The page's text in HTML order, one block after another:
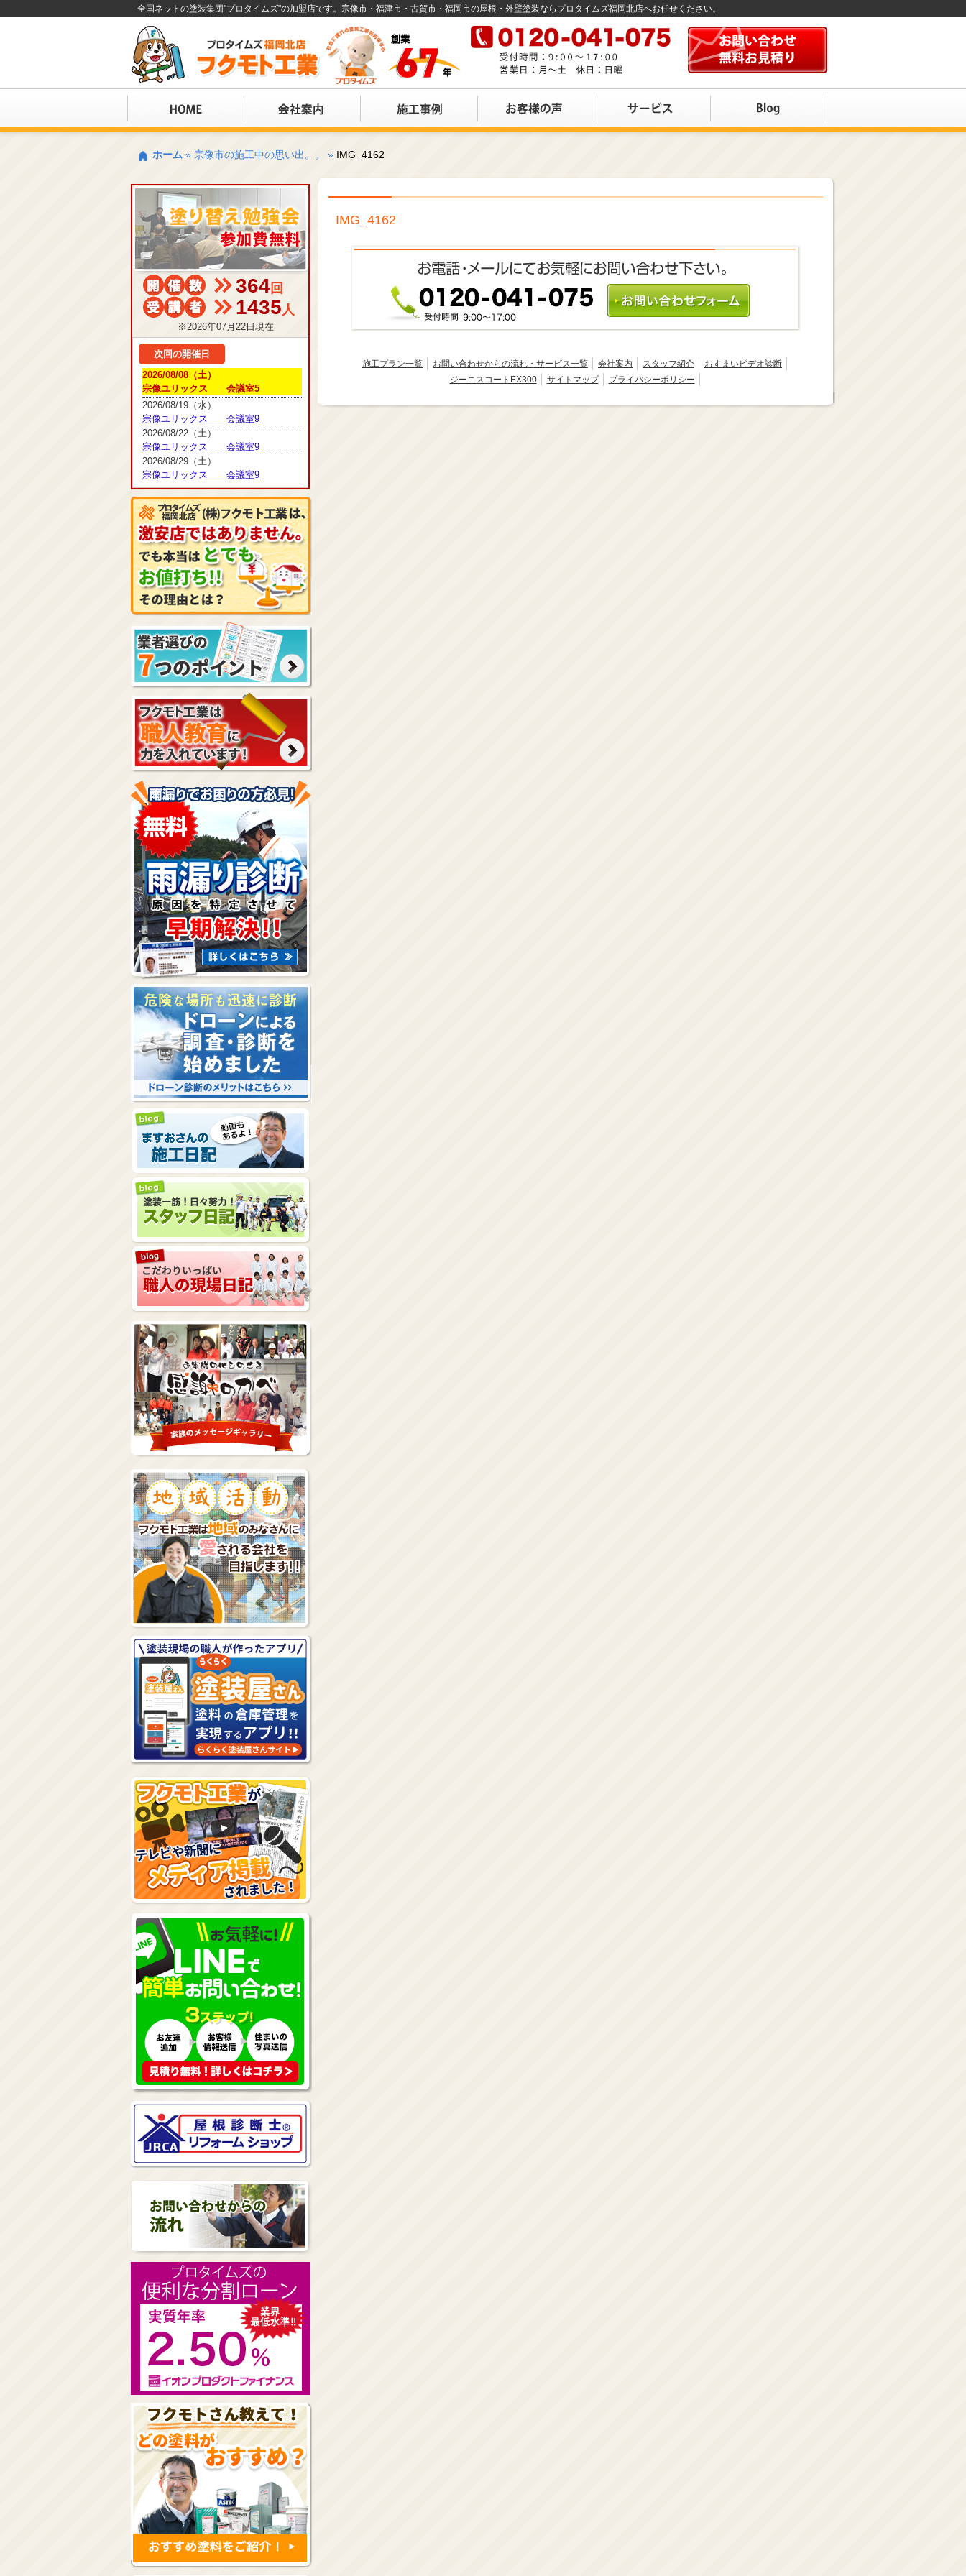
全国ネットの塗装集団"プロタイムズ"の加盟店です。宗像市・福津市・古賀市・福岡市の屋根・外壁塗装ならプロタイムズ福岡北店へお任せください。
ホーム » 宗像市の施工中の思い出。。 » IMG_4162
IMG_4162
施工プラン一覧 お問い合わせからの流れ・サービス一覧 会社案内 スタッフ紹介
おすまいビデオ診断
ジーニスコートEX300
サイトマップ プライバシーポリシー
364回
1435人
※2026年07月22日現在
次回の開催日
2026/08/08（土）
宗像ユリックス 会議室5
2026/08/19（水）
宗像ユリックス 会議室9
2026/08/22（土）
宗像ユリックス 会議室9
2026/08/29（土）
宗像ユリックス 会議室9